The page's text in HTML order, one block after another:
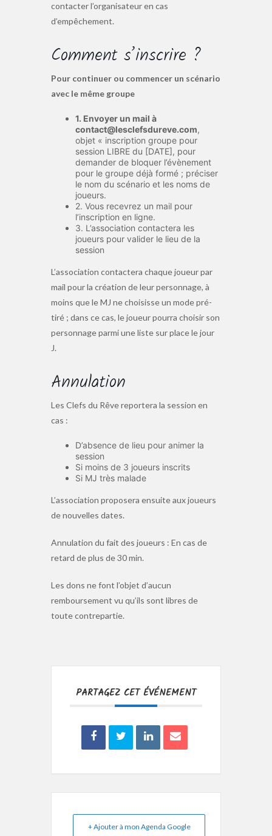
contacter l’organisateur en cas
d’empêchement.
Comment s’inscrire ?
Pour continuer ou commencer un scénario
avec le même groupe
1. Envoyer un mail à
contact@lesclefsdureve.com,
objet « inscription groupe pour
session LIBRE du [DATE], pour
demander de bloquer l’évènement
pour le groupe déjà formé ; préciser
le nom du scénario et les noms de
joueurs.
2. Vous recevrez un mail pour
l’inscription en ligne.
3. L’association contactera les
joueurs pour valider le lieu de la
session
L’association contactera chaque joueur par
mail pour la création de leur personnage, à
moins que le MJ ne choisisse un mode pré-
tiré ; dans ce cas, le joueur pourra choisir son
personnage parmi une liste sur place le jour
J.
Annulation
Les Clefs du Rêve reportera la session en
cas :
D’absence de lieu pour animer la
session
Si moins de 3 joueurs inscrits
Si MJ très malade
L’association proposera ensuite aux joueurs
de nouvelles dates.
Annulation du fait des joueurs : En cas de
retard de plus de 30 min.
Les dons ne font l’objet d’aucun
remboursement vu qu’ils sont libres de
toute contrepartie.
PARTAGEZ CET ÉVÉNEMENT
+ Ajouter à mon Agenda Google